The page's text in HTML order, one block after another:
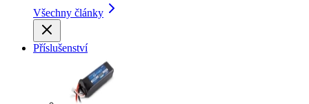
Všechny články
Příslušenství